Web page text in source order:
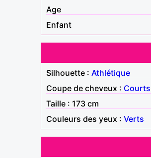
Age
Enfant
Silhouette : Athlétique
Coupe de cheveux : Courts
Taille : 173 cm
Couleurs des yeux : Verts